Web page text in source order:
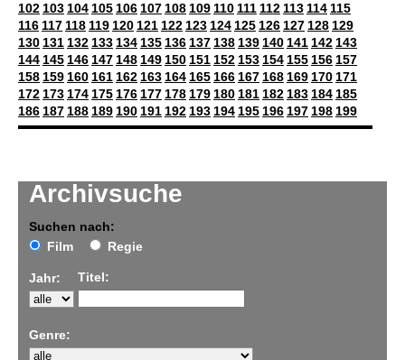
Archivsuche
Suchen nach:
Film
Regie
Jahr: Titel:
Genre:
102 103 104 105 106 107 108 109 110 111 112 113 114 115
116 117 118 119 120 121 122 123 124 125 126 127 128 129
130 131 132 133 134 135 136 137 138 139 140 141 142 143
144 145 146 147 148 149 150 151 152 153 154 155 156 157
158 159 160 161 162 163 164 165 166 167 168 169 170 171
172 173 174 175 176 177 178 179 180 181 182 183 184 185
186 187 188 189 190 191 192 193 194 195 196 197 198 199